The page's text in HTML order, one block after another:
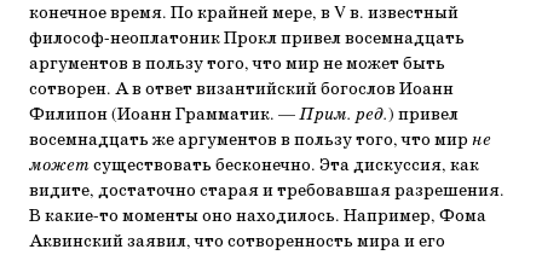
конечное время. По крайней мере, в V в. известный
философ-неоплатоник Прокл привел восемнадцать
аргументов в пользу того, что мир не может быть
сотворен. А в ответ византийский богослов Иоанн
Филипон (Иоанн Грамматик. —Прим. ред.) привел
восемнадцать же аргументов в пользу того, что мир не
можетсуществовать бесконечно. Эта дискуссия, как
видите, достаточно старая и требовавшая разрешения.
В какие-то моменты оно находилось. Например, Фома
Аквинский заявил, что сотворенность мира и его